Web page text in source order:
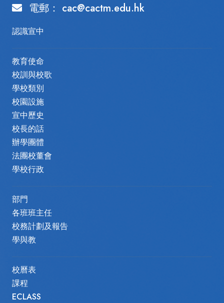
電郵： cac@cactm.edu.hk
認識宣中
教育使命
校訓與校歌
學校類別
校園設施
宣中歷史
校長的話
辦學團體
法團校董會
學校行政
部門
各班班主任
校務計劃及報告
學與教
校曆表
課程
ECLASS